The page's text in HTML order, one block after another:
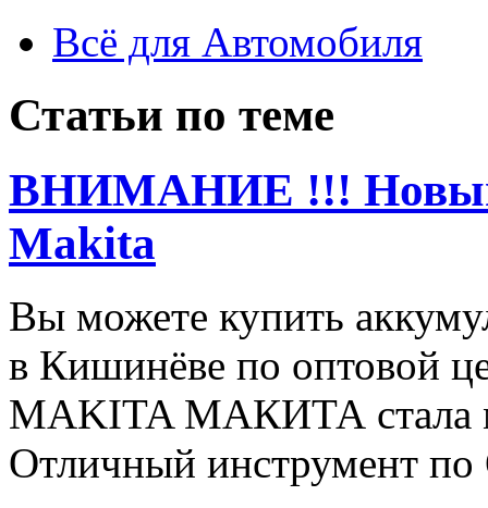
Всё для Автомобиля
Статьи по теме
ВНИМАНИЕ !!! Новый
Makita
Вы можете купить
в Кишинёве по оптовой
MAKITA МАКИТА стала
Отличный инструмент